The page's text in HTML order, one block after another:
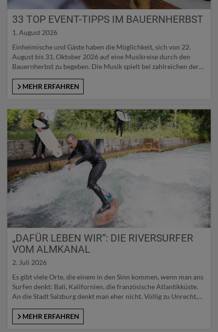
33 TOP EVENT-TIPPS IM BAUERNHERBST
1. August 2026
Einheimische und Gäste haben die Möglichkeit, sich von 22.
August bis 31. Oktober 2026 auf eine Musikreise durch den
Bauernherbst zu begeben. Die Musik spielt bei zahlreichen der
Besonders schön daran: Es geht nicht nur ums Zuhören, sondern
oftmals auch ums Mitmachen! Viele Veranstaltungen haben das
MEHR ERFAHREN
„DAFÜR LEBEN WIR“: DIE RIVERSURFER
VOM ALMKANAL
2. Juli 2026
Es gibt viele Orte, die einem in den Sinn kommen, wenn man ans
Surfen denkt: Bali, Kalifornien, die französische Atlantikküste.
An die Stadt Salzburg denkt man eher nicht. Völlig zu Unrecht,
Szene, die mit der stehenden Welle im Almkanal bei Gneis ihr
eigenes Revier im Süden der Stadt…
MEHR ERFAHREN